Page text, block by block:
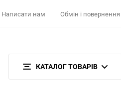
Написати нам Обмін і повернення
КАТАЛОГ ТОВАРІВ